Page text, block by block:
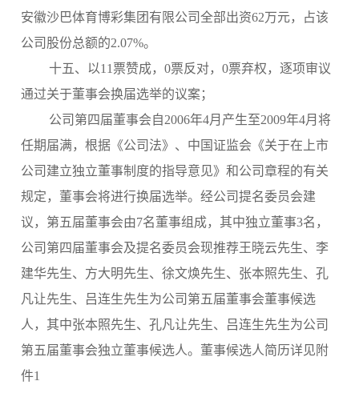
安徽沙巴体育博彩集团有限公司全部出资62万元，占该
公司股份总额的2.07%。
十五、以11票赞成，0票反对，0票弃权，逐项审议
通过关于董事会换届选举的议案；
公司第四届董事会自2006年4月产生至2009年4月将
任期届满，根据《公司法》、中国证监会《关于在上市
公司建立独立董事制度的指导意见》和公司章程的有关
规定，董事会将进行换届选举。经公司提名委员会建
议，第五届董事会由7名董事组成，其中独立董事3名，
公司第四届董事会及提名委员会现推荐王晓云先生、李
建华先生、方大明先生、徐文焕先生、张本照先生、孔
凡让先生、吕连生先生为公司第五届董事会董事候选
人，其中张本照先生、孔凡让先生、吕连生先生为公司
第五届董事会独立董事候选人。董事候选人简历详见附
件1